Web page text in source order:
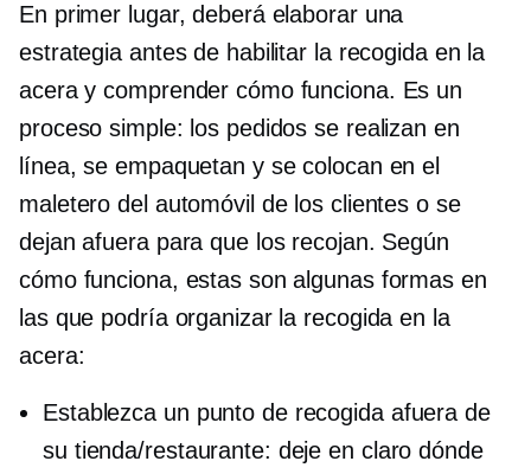
En primer lugar, deberá elaborar una
estrategia antes de habilitar la recogida en la
acera y comprender cómo funciona. Es un
proceso simple: los pedidos se realizan en
línea, se empaquetan y se colocan en el
maletero del automóvil de los clientes o se
dejan afuera para que los recojan. Según
cómo funciona, estas son algunas formas en
las que podría organizar la recogida en la
acera:
Establezca un punto de recogida afuera de
su tienda/restaurante: deje en claro dónde